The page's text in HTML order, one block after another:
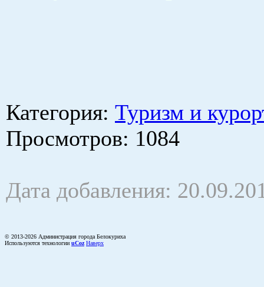
Категория: Туризм и
Просмотров: 1084
Дата добавления:
© 2013-2026 Администрация города Белокуриха
Используются технологии uCoz Наверх